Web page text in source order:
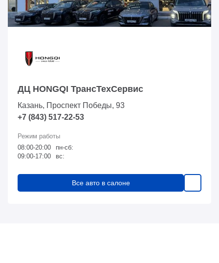
ДЦ HONGQI ТрансТехСервис
Казань, Проспект Победы, 93
+7 (843) 517-22-53
08:00-20:00
пн-сб:
09:00-17:00
вс:
Все авто в салоне